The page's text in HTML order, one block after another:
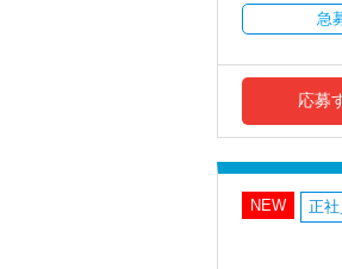
・有給取得率
・年間休日
・男性の育休
・テレワーク
・全席デュア
・クライアン
・9割が紹介
・一般企業～
急
応募
NEW 正社